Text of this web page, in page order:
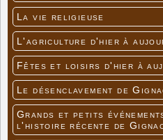
La vie religieuse
L'agriculture d'hier à
Fêtes et loisirs d'hier à
Le désenclavement de
Grands et petits
l'histoire récente de